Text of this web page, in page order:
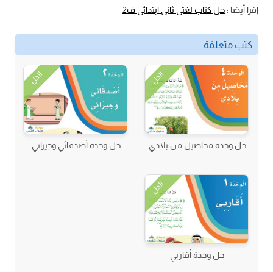
إقرا أيضا :حل كتاب لغتي ثاني ابتدائي ف2
كتب متعلقة
الحل
حل وحدة محاصيل من بلادي
الحل
حل وحدة أصدقائي وجيراني
الحل
حل وحدة أقاربي